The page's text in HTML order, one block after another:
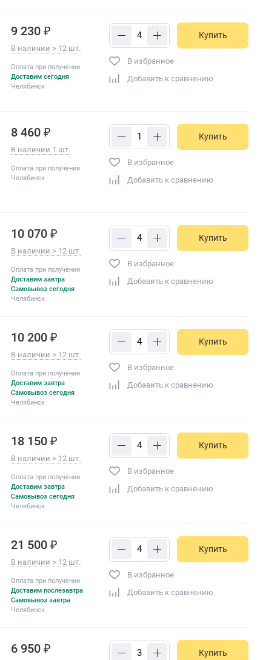
9 230 ₽
В наличии > 12 шт.
Оплата при получении
Доставим сегодня
Челябинск
Купить
В избранное
Добавить к сравнению
8 460 ₽
В наличии 1 шт.
Оплата при получении
Челябинск
Купить
В избранное
Добавить к сравнению
10 070 ₽
В наличии > 12 шт.
Оплата при получении
Доставим завтра
Самовывоз сегодня
Челябинск
Купить
В избранное
Добавить к сравнению
10 200 ₽
В наличии > 12 шт.
Оплата при получении
Доставим завтра
Самовывоз сегодня
Челябинск
Купить
В избранное
Добавить к сравнению
18 150 ₽
В наличии > 12 шт.
Оплата при получении
Доставим завтра
Самовывоз сегодня
Челябинск
Купить
В избранное
Добавить к сравнению
21 500 ₽
В наличии > 12 шт.
Оплата при получении
Доставим послезавтра
Самовывоз завтра
Челябинск
Купить
В избранное
Добавить к сравнению
6 950 ₽ Купить